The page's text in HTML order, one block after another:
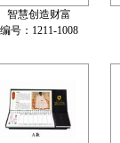
智慧创造财富
编号：1211-1008